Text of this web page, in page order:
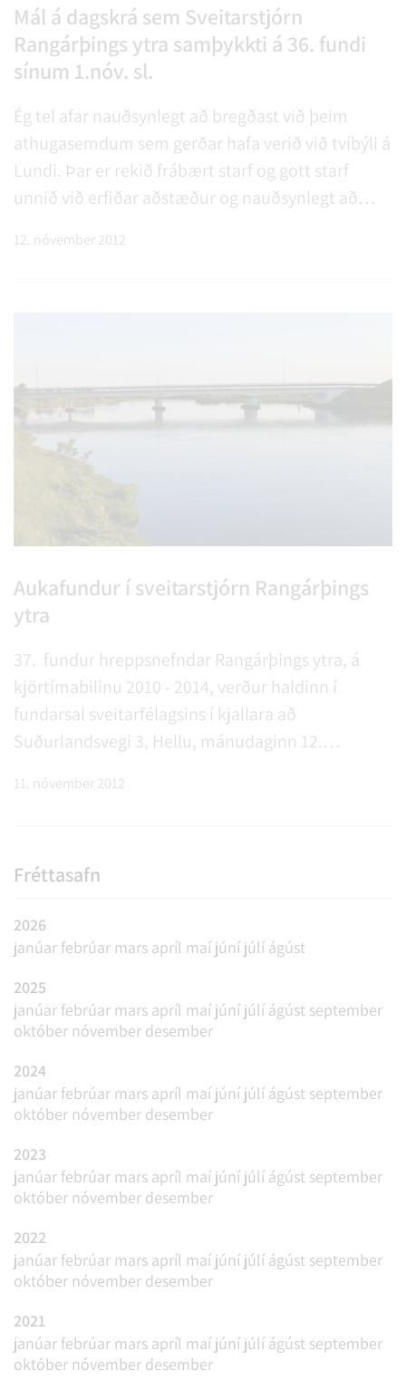
Mál á dagskrá sem Sveitarstjórn
Rangárþings ytra samþykkti á 36. fundi
sínum 1.nóv. sl.
Ég tel afar nauðsynlegt að bregðast við þeim
athugasemdum sem gerðar hafa verið við tvíbýli á
Lundi. Þar er rekið frábært starf og gott starf
unnið við erfiðar aðstæður og nauðsynlegt að
húsnæðið og gefa hverjum og einum þannig kost
12. nóvember 2012
Aukafundur í sveitarstjórn Rangárþings
ytra
37. fundur hreppsnefndar Rangárþings ytra, á
kjörtímabilinu 2010 - 2014, verður haldinn í
fundarsal sveitarfélagsins í kjallara að
Suðurlandsvegi 3, Hellu, mánudaginn 12.
greina munnlega frá stöðu helstu mála utan
11. nóvember 2012
Fréttasafn
2026
janúar febrúar mars apríl maí júní júlí ágúst
2025
janúar febrúar mars apríl maí júní júlí ágúst september
október nóvember desember
2024
janúar febrúar mars apríl maí júní júlí ágúst september
október nóvember desember
2023
janúar febrúar mars apríl maí júní júlí ágúst september
október nóvember desember
2022
janúar febrúar mars apríl maí júní júlí ágúst september
október nóvember desember
2021
janúar febrúar mars apríl maí júní júlí ágúst september
október nóvember desember